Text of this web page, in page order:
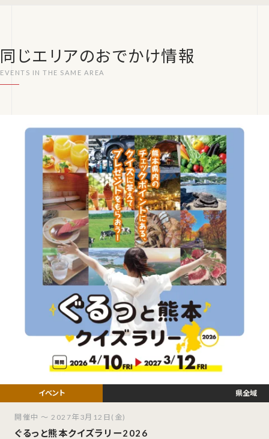
同じエリアのおでかけ情報
ぐるっと熊本クイズラリー2026
県全域
開催中 ～ 2027年3月12日(金)